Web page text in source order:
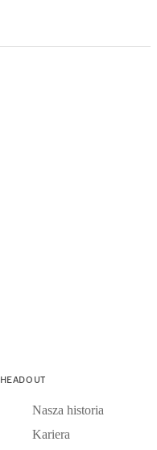
HEADOUT
Nasza historia
Kariera